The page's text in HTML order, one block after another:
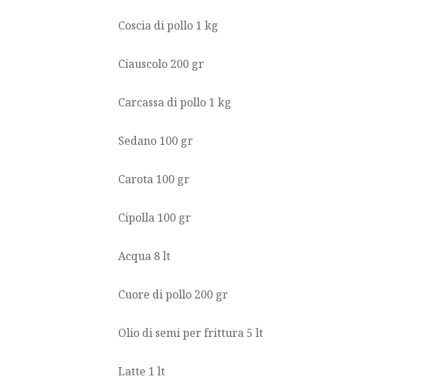
Coscia di pollo 1 kg
Ciauscolo 200 gr
Carcassa di pollo 1 kg
Sedano 100 gr
Carota 100 gr
Cipolla 100 gr
Acqua 8 lt
Cuore di pollo 200 gr
Olio di semi per frittura 5 lt
Latte 1 lt